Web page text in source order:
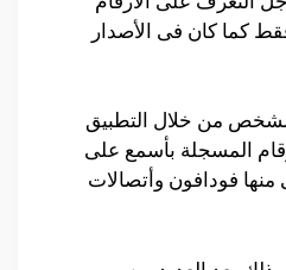
كما كان فى الأصدار
من خلال التطبيق
المسجلة بأسمع على
منها فودافون وأتصالات